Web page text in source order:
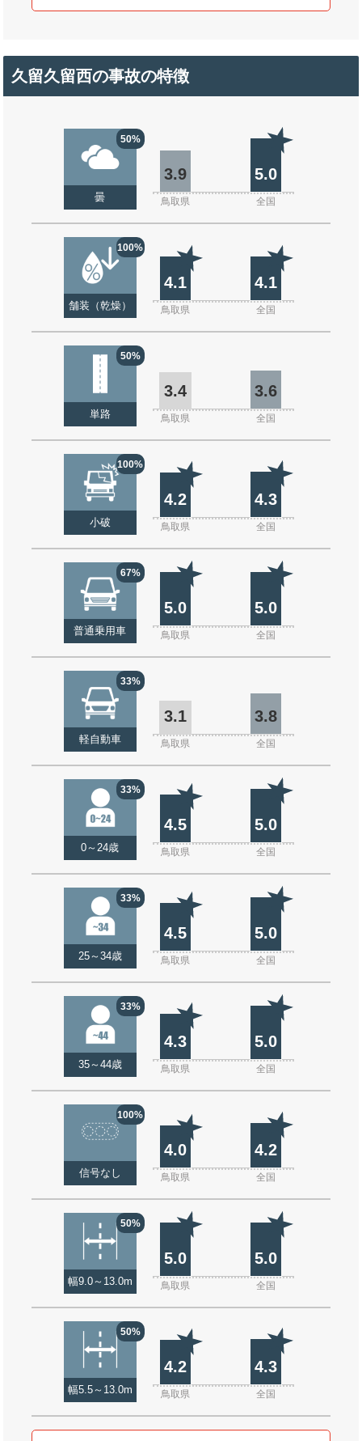
久留久留西の事故の特徴
50%
曇
3.9 5.0
鳥取県 全国
100%
舗装（乾燥）
4.1 4.1
鳥取県 全国
50%
単路
3.4 3.6
鳥取県 全国
100%
小破
4.2 4.3
鳥取県 全国
67%
普通乗用車
5.0 5.0
鳥取県 全国
33%
軽自動車
3.1 3.8
鳥取県 全国
33%
0～24歳
4.5 5.0
鳥取県 全国
33%
25～34歳
4.5 5.0
鳥取県 全国
33%
35～44歳
4.3 5.0
鳥取県 全国
100%
信号なし
4.0 4.2
鳥取県 全国
50%
幅9.0～13.0m
5.0 5.0
鳥取県 全国
50%
幅5.5～13.0m
4.2 4.3
鳥取県 全国